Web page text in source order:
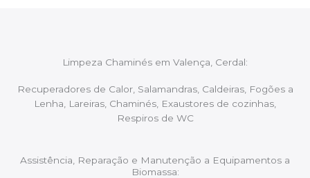
Limpeza Chaminés em Valença, Cerdal:
Recuperadores de Calor, Salamandras, Caldeiras, Fogões a
Lenha, Lareiras, Chaminés, Exaustores de cozinhas,
Respiros de WC
Assistência, Reparação e Manutenção a Equipamentos a
Biomassa: